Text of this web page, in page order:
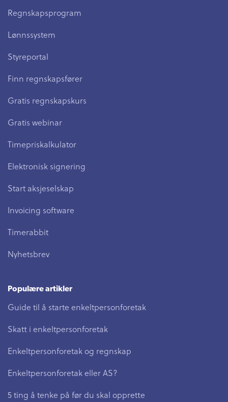
Regnskapsprogram
Lønnssystem
Styreportal
Finn regnskapsfører
Gratis regnskapskurs
Gratis webinar
Timepriskalkulator
Elektronisk signering
Start aksjeselskap
Invoicing software
Timerabbit
Nyhetsbrev
Populære artikler
Guide til å starte enkeltpersonforetak
Skatt i enkeltpersonforetak
Enkeltpersonforetak og regnskap
Enkeltpersonforetak eller AS?
5 ting å tenke på før du skal opprette